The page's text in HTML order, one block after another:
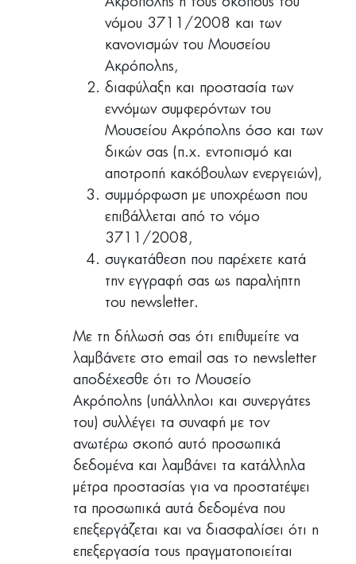
νόμου 3711/2008 και των
κανονισμών του Μουσείου
Ακρόπολης,
διαφύλαξη και προστασία των
εννόμων συμφερόντων του
Μουσείου Ακρόπολης όσο και των
δικών σας (π.χ. εντοπισμό και
αποτροπή κακόβουλων ενεργειών),
συμμόρφωση με υποχρέωση που
επιβάλλεται από το νόμο
3711/2008,
συγκατάθεση που παρέχετε κατά
την εγγραφή σας ως παραλἠπτη
του newsletter.
Με τη δήλωσή σας ότι επιθυμείτε να
λαμβάνετε στο email σας το newsletter
αποδέχεσθε ότι τo Μουσείο
Ακρόπολης (υπάλληλοι και συνεργάτες
του) συλλέγει τα συναφή με τον
ανωτέρω σκοπό αυτό προσωπικά
δεδομένα και λαμβάνει τα κατάλληλα
μέτρα προστασίας για να προστατέψει
τα προσωπικά αυτά δεδομένα που
επεξεργάζεται και να διασφαλίσει ότι η
επεξεργασία τους πραγματοποιείται